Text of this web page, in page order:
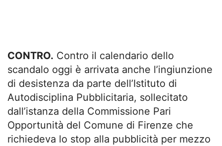
CONTRO. Contro il calendario dello
scandalo oggi è arrivata anche l’ingiunzione
di desistenza da parte dell’Istituto di
Autodisciplina Pubblicitaria, sollecitato
dall’istanza della Commissione Pari
Opportunità del Comune di Firenze che
richiedeva lo stop alla pubblicità per mezzo